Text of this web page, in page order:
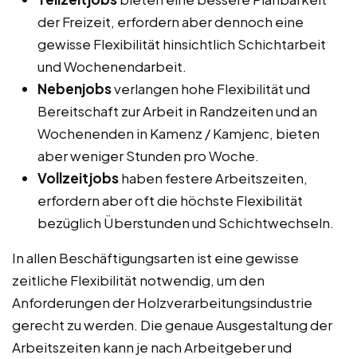
der Freizeit, erfordern aber dennoch eine
gewisse Flexibilität hinsichtlich Schichtarbeit
und Wochenendarbeit.
Nebenjobsverlangen hohe Flexibilität und
Bereitschaft zur Arbeit in Randzeiten und an
Wochenenden in Kamenz / Kamjenc, bieten
aber weniger Stunden pro Woche.
Vollzeitjobshaben festere Arbeitszeiten,
erfordern aber oft die höchste Flexibilität
bezüglich Überstunden und Schichtwechseln.
In allen Beschäftigungsarten ist eine gewisse
zeitliche Flexibilität notwendig, um den
Anforderungen der Holzverarbeitungsindustrie
gerecht zu werden. Die genaue Ausgestaltung der
Arbeitszeiten kann je nach Arbeitgeber und